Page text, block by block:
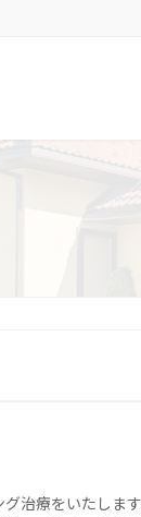
治療をいたしま